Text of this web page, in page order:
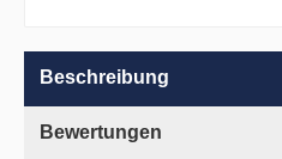
Beschreibung
Bewertungen